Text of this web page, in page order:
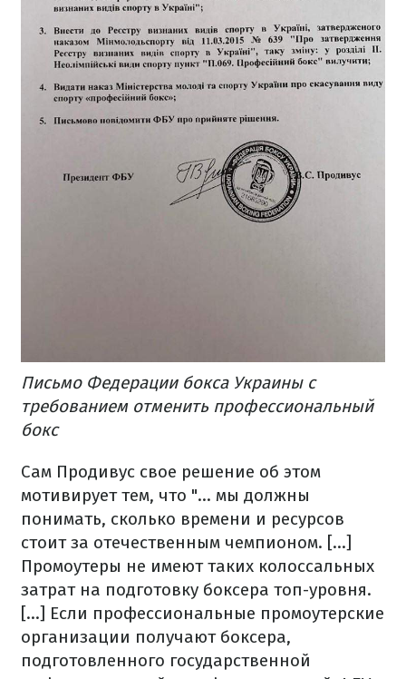
Письмо Федерации бокса Украины с
требованием отменить профессиональный
бокс
Сам Продивус свое решение об этом
мотивирует тем, что "... мы должны
понимать, сколько времени и ресурсов
стоит за отечественным чемпионом. [...]
Промоутеры не имеют таких колоссальных
затрат на подготовку боксера топ-уровня.
[...] Если профессиональные промоутерские
организации получают боксера,
подготовленного государственной